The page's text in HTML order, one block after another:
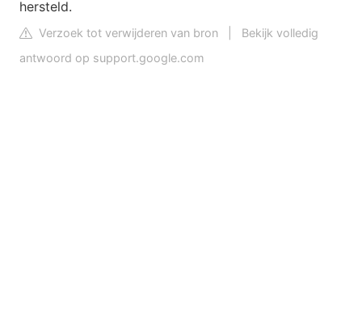
hersteld.
Verzoek tot verwijderen van bron
Bekijk volledig
antwoord op support.google.com